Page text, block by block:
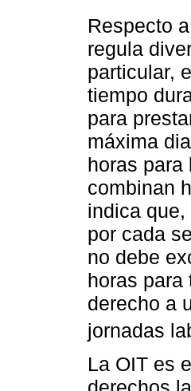
Respecto
regula
particular,
tiempo
para
máxima
horas para
combinan
indica
por cada
no debe
horas para
derecho a
jornadas
La OIT es